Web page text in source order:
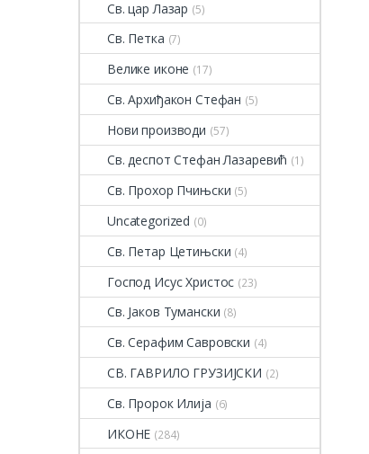
Св. цар Лазар (5)
Св. Петка (7)
Велике иконе (17)
Св. Архиђакон Стефан (5)
Нови производи (57)
Св. деспот Стефан Лазаревић (1)
Св. Прохор Пчињски (5)
Uncategorized (0)
Св. Петар Цетињски (4)
Господ Исус Христос (23)
Св. Јаков Тумански (8)
Св. Серафим Савровски (4)
СВ. ГАВРИЛО ГРУЗИЈСКИ (2)
Св. Пророк Илија (6)
ИКОНЕ (284)